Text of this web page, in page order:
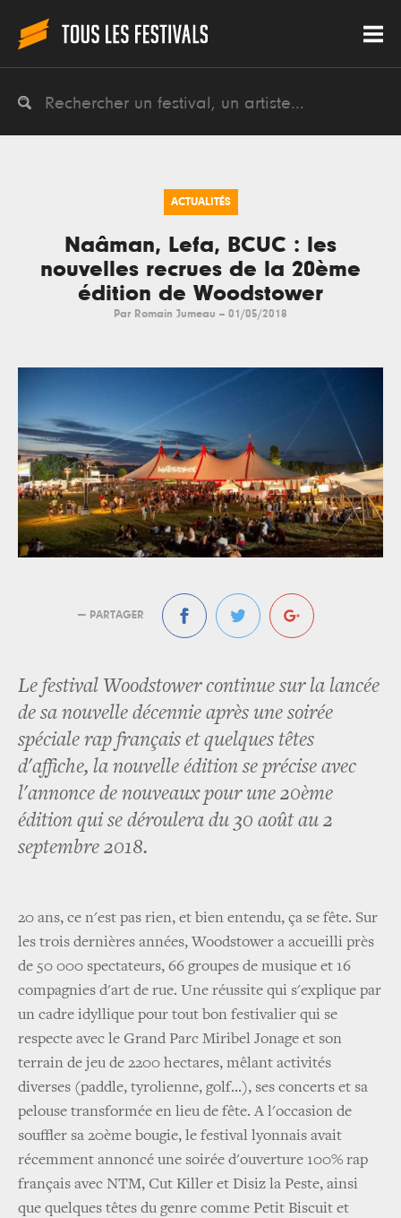
ACTUALITÉS
Naâman, Lefa, BCUC : les
nouvelles recrues de la 20ème
édition de Woodstower
Par Romain Jumeau -- 01/05/2018
— PARTAGER
Le festival Woodstower continue sur la lancée
de sa nouvelle décennie après une soirée
spéciale rap français et quelques têtes
d'affiche, la nouvelle édition se précise avec
l'annonce de nouveaux pour une 20ème
édition qui se déroulera du 30 août au 2
septembre 2018.
20 ans, ce n'est pas rien, et bien entendu, ça se fête. Sur
les trois dernières années, Woodstower a accueilli près
de 50 000 spectateurs, 66 groupes de musique et 16
compagnies d'art de rue. Une réussite qui s'explique par
un cadre idyllique pour tout bon festivalier qui se
respecte avec le Grand Parc Miribel Jonage et son
terrain de jeu de 2200 hectares, mêlant activités
diverses (paddle, tyrolienne, golf...), ses concerts et sa
pelouse transformée en lieu de fête. A l'occasion de
souffler sa 20ème bougie, le festival lyonnais avait
récemment annoncé une soirée d'ouverture 100% rap
français avec NTM, Cut Killer et Disiz la Peste, ainsi
que quelques têtes du genre comme Petit Biscuit et